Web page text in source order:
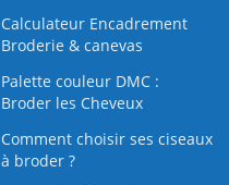
Calculateur Encadrement
Broderie & canevas
Palette couleur DMC :
Broder les Cheveux
Comment choisir ses ciseaux
à broder ?